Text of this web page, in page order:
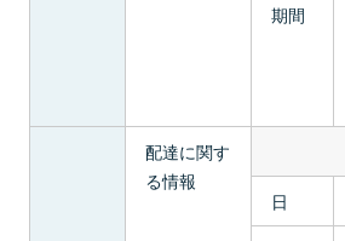
期間
配達に関す
る情報
日